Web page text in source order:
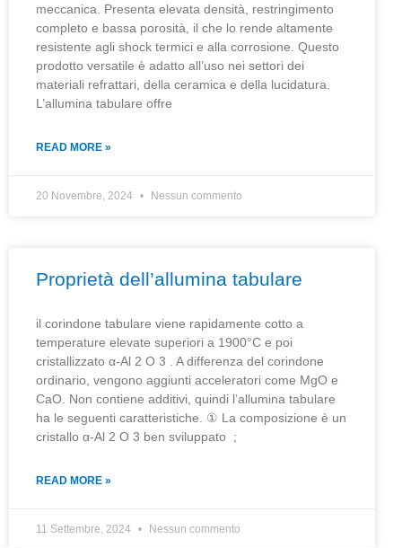
meccanica. Presenta elevata densità, restringimento
completo e bassa porosità, il che lo rende altamente
resistente agli shock termici e alla corrosione. Questo
prodotto versatile è adatto all’uso nei settori dei
materiali refrattari, della ceramica e della lucidatura.
L’allumina tabulare offre
READ MORE »
20 Novembre, 2024 Nessun commento
Proprietà dell’allumina tabulare
il corindone tabulare viene rapidamente cotto a
temperature elevate superiori a 1900°C e poi
cristallizzato α-Al 2 O 3 . A differenza del corindone
ordinario, vengono aggiunti acceleratori come MgO e
CaO. Non contiene additivi, quindi l’allumina tabulare
ha le seguenti caratteristiche. ① La composizione è un
cristallo α-Al 2 O 3 ben sviluppato ;
READ MORE »
11 Settembre, 2024 Nessun commento